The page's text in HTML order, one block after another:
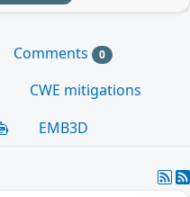
Comments 0
CWE mitigations
EMB3D